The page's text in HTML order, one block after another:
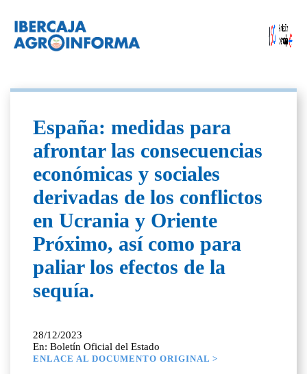
España: medidas para
afrontar las consecuencias
económicas y sociales
derivadas de los conflictos
en Ucrania y Oriente
Próximo, así como para
paliar los efectos de la
sequía.
28/12/2023
En: Boletín Oficial del Estado
ENLACE AL DOCUMENTO ORIGINAL >